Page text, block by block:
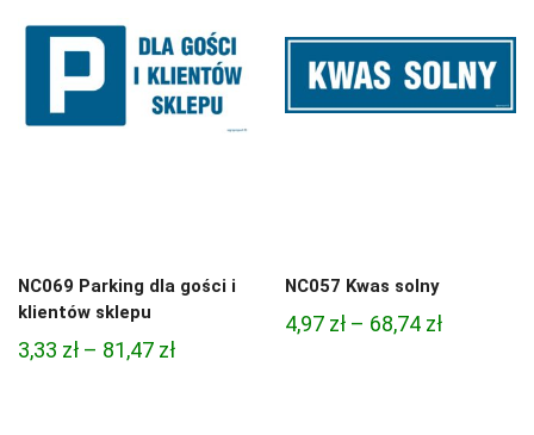
NC069 Parking dla gości i
klientów sklepu
3,33 zł – 81,47 złZakres
NC057 Kwas solny
4,97 zł – 68,74 złZakres